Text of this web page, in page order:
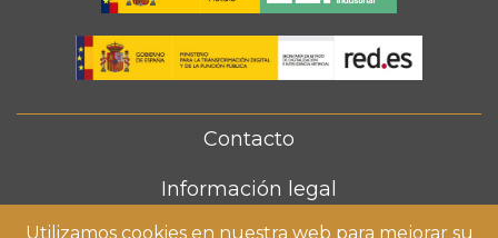
Contacto
Información legal
Utilizamos cookies en nuestra web para mejorar su